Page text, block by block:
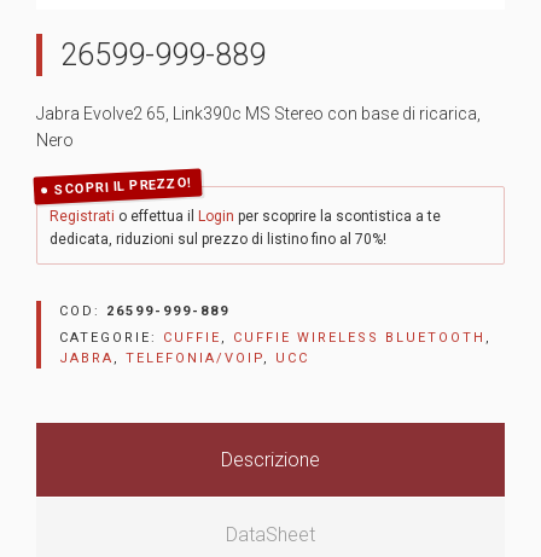
26599-999-889
Jabra Evolve2 65, Link390c MS Stereo con base di ricarica,
Nero
SCOPRI IL PREZZO!
Registrati o effettua il Login per scoprire la scontistica a te
dedicata, riduzioni sul prezzo di listino fino al 70%!
COD: 26599-999-889
CATEGORIE: CUFFIE , CUFFIE WIRELESS BLUETOOTH ,
JABRA , TELEFONIA/VOIP, UCC
Descrizione
DataSheet